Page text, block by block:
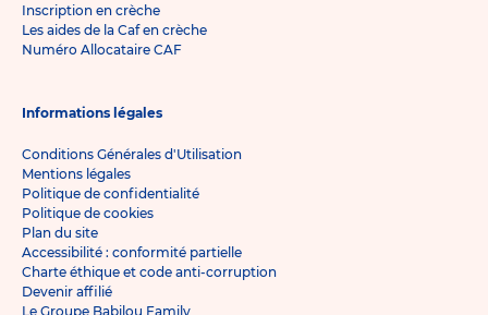
Inscription en crèche
Les aides de la Caf en crèche
Numéro Allocataire CAF
Informations légales
Conditions Générales d'Utilisation
Mentions légales
Politique de confidentialité
Politique de cookies
Plan du site
Accessibilité : conformité partielle
Charte éthique et code anti-corruption
Devenir affilié
Le Groupe Babilou Family